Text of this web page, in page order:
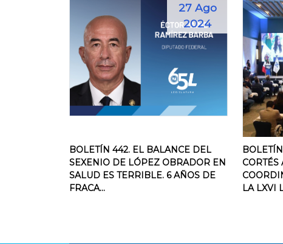
27 Ago
2024
BOLETÍN 442. EL BALANCE DEL
SEXENIO DE LÓPEZ OBRADOR EN
SALUD ES TERRIBLE. 6 AÑOS DE
FRACA...
LA LXVI